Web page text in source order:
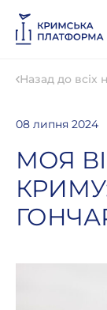
Назад до всіх
08 липня 2024
МОЯ